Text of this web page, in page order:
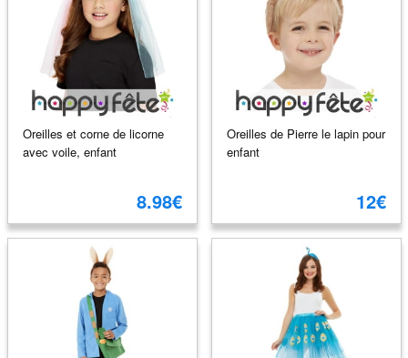
Oreilles et corne de licorne
avec voile, enfant
8.98€
Oreilles de Pierre le lapin pour
enfant
12€